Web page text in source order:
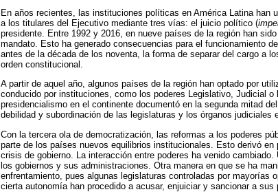
En años recientes, las instituciones políticas en América Latina han
a los titulares del Ejecutivo mediante tres vías: el juicio político (
presidente. Entre 1992 y 2016, en nueve países de la región han
mandato. Esto ha generado consecuencias para el funcionamiento
antes de la década de los noventa, la forma de separar del cargo a
orden constitucional.
A partir de aquel año, algunos países de la región han optado por
conducido por instituciones, como los poderes Legislativo, Judicial
presidencialismo en el continente documentó en la segunda mitad
debilidad y subordinación de las legislaturas y los órganos judiciales
Con la tercera ola de democratización, las reformas a los poderes
parte de los países nuevos equilibrios institucionales. Esto derivó
crisis de gobierno. La interacción entre poderes ha venido
los gobiernos y sus administraciones. Otra manera en que se ha
enfrentamiento, pues algunas legislaturas controladas por mayorías
cierta autonomía han procedido a acusar, enjuiciar y sancionar a sus